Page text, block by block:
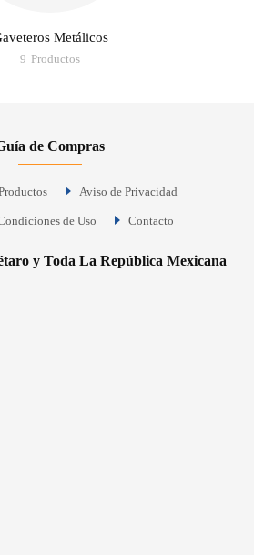
Metálicos
9 Productos
de Compras
Aviso de Privacidad
de Uso Contacto
y Toda La República Mexicana